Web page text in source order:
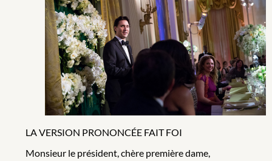
LA VERSION PRONONCÉE FAIT FOI
Monsieur le président, chère première dame,